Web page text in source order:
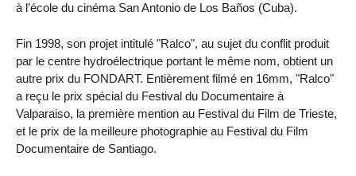
à l’école du cinéma San Antonio de Los Baños (Cuba).
Fin 1998, son projet intitulé "Ralco", au sujet du conflit produit
par le centre hydroélectrique portant le même nom, obtient un
autre prix du FONDART. Entièrement filmé en 16mm, "Ralco"
a reçu le prix spécial du Festival du Documentaire à
Valparaiso, la première mention au Festival du Film de Trieste,
et le prix de la meilleure photographie au Festival du Film
Documentaire de Santiago.